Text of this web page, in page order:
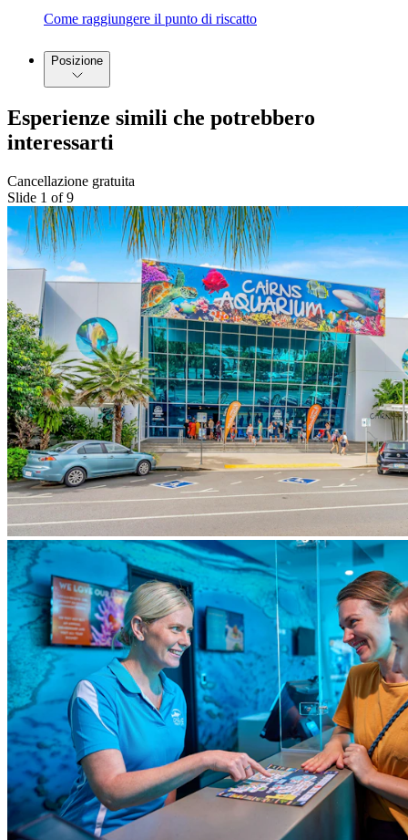
Come raggiungere il punto di riscatto
Posizione
Esperienze simili che potrebbero
interessarti
Cancellazione gratuita
Slide 1 of 9